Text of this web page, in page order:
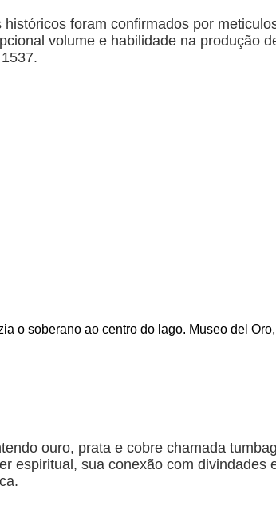
foram confirmados por
volume e habilidade na produção
o soberano ao centro do lago. Museo del
ouro, prata e cobre chamada
espiritual, sua conexão com divindades